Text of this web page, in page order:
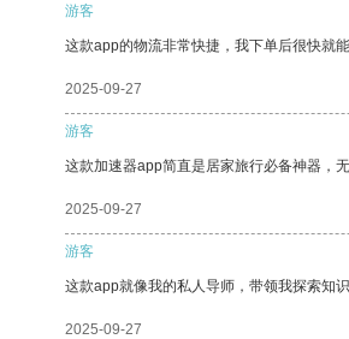
游客
这款app的物流非常快捷，我下单后很快就能
2025-09-27
游客
这款加速器app简直是居家旅行必备神器，
2025-09-27
游客
这款app就像我的私人导师，带领我探索知识
2025-09-27